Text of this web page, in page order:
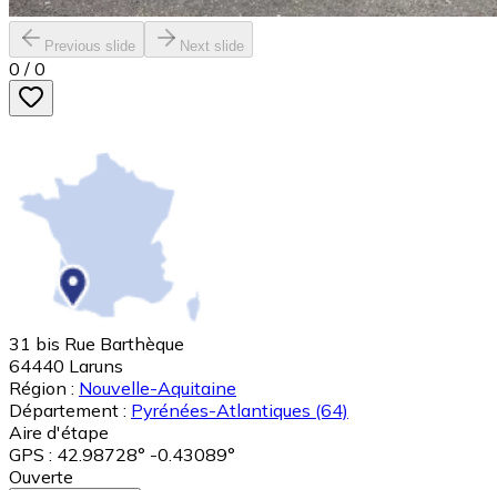
Previous slide Next slide
0 / 0
31 bis Rue Barthèque
64440 Laruns
Région : Nouvelle-Aquitaine
Département : Pyrénées-Atlantiques (64)
Aire d'étape
GPS : 42.98728° -0.43089°
Ouverte